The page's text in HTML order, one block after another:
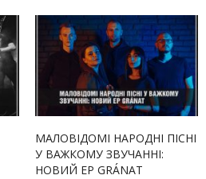
МАЛОВІДОМІ НАРОДНІ ПІСНІ
У ВАЖКОМУ ЗВУЧАННІ:
НОВИЙ EP GRÁNAT